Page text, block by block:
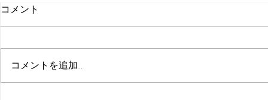
コメント
コメントを追加…